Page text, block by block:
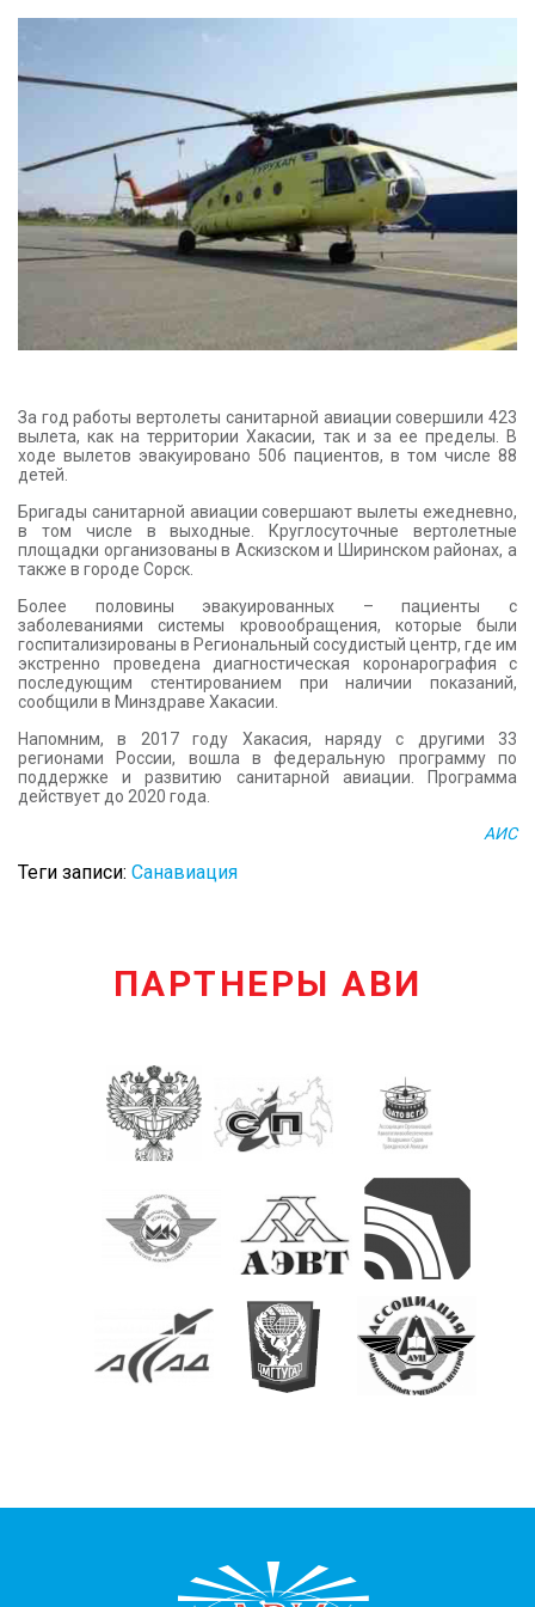
КОНТАКТЫ
За год работы вертолеты санитарной авиации совершили 423
вылета, как на территории Хакасии, так и за ее пределы. В
ходе вылетов эвакуировано 506 пациентов, в том числе 88
детей.
Бригады санитарной авиации совершают вылеты ежедневно,
в том числе в выходные. Круглосуточные вертолетные
площадки организованы в Аскизском и Ширинском районах, а
также в городе Сорск.
Более половины эвакуированных – пациенты с
заболеваниями системы кровообращения, которые были
госпитализированы в Региональный сосудистый центр, где им
экстренно проведена диагностическая коронарография с
последующим стентированием при наличии показаний,
сообщили в Минздраве Хакасии.
Напомним, в 2017 году Хакасия, наряду с другими 33
регионами России, вошла в федеральную программу по
поддержке и развитию санитарной авиации. Программа
действует до 2020 года.
АИС
Теги записи: Санавиация
ПАРТНЕРЫ АВИ